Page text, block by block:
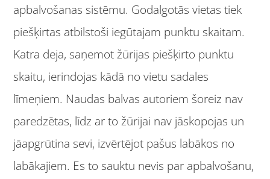
apbalvošanas sistēmu. Godalgotās vietas tiek
piešķirtas atbilstoši iegūtajam punktu skaitam.
Katra deja, saņemot žūrijas piešķirto punktu
skaitu, ierindojas kādā no vietu sadales
līmeņiem. Naudas balvas autoriem šoreiz nav
paredzētas, līdz ar to žūrijai nav jāskopojas un
jāapgrūtina sevi, izvērtējot pašus labākos no
labākajiem. Es to sauktu nevis par apbalvošanu,